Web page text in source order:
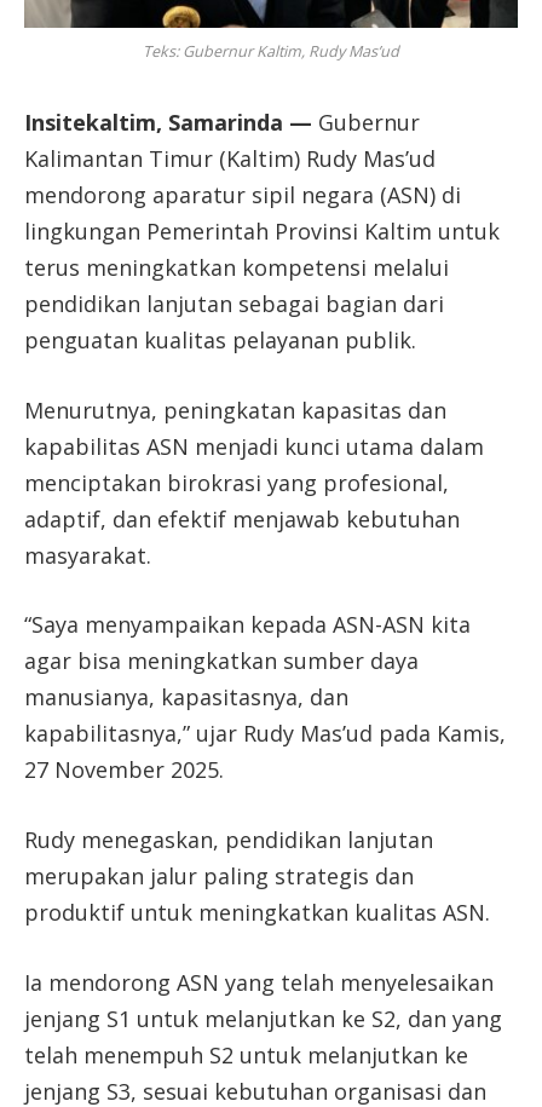
Teks: Gubernur Kaltim, Rudy Mas’ud
Insitekaltim, Samarinda — Gubernur
Kalimantan Timur (Kaltim) Rudy Mas’ud
mendorong aparatur sipil negara (ASN) di
lingkungan Pemerintah Provinsi Kaltim untuk
terus meningkatkan kompetensi melalui
pendidikan lanjutan sebagai bagian dari
penguatan kualitas pelayanan publik.
Menurutnya, peningkatan kapasitas dan
kapabilitas ASN menjadi kunci utama dalam
menciptakan birokrasi yang profesional,
adaptif, dan efektif menjawab kebutuhan
masyarakat.
“Saya menyampaikan kepada ASN-ASN kita
agar bisa meningkatkan sumber daya
manusianya, kapasitasnya, dan
kapabilitasnya,” ujar Rudy Mas’ud pada Kamis,
27 November 2025.
Rudy menegaskan, pendidikan lanjutan
merupakan jalur paling strategis dan
produktif untuk meningkatkan kualitas ASN.
Ia mendorong ASN yang telah menyelesaikan
jenjang S1 untuk melanjutkan ke S2, dan yang
telah menempuh S2 untuk melanjutkan ke
jenjang S3, sesuai kebutuhan organisasi dan